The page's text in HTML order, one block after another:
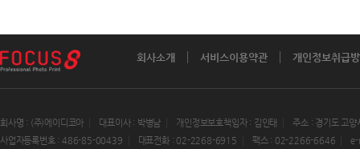
회사소개 서비스이용약관 개인정보취급
회사명 : (주)에이디코아 대표이사 : 박병남 개인정보보호책임자 : 김인태
주소 : 경기도 고
사업자등록번호 : 486-85-00439
대표전화 : 02-2268-6915 팩스 : 02-2266-6646